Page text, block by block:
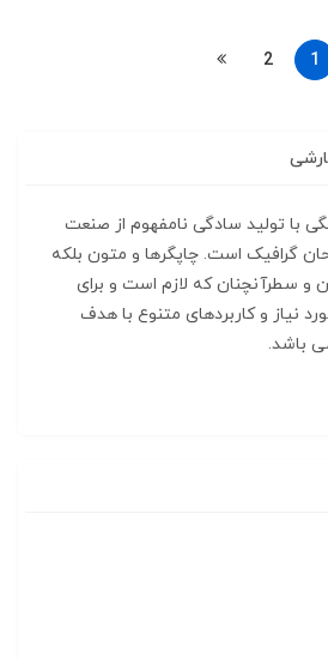
1
2
با تولید سادگی نامفهوم از صنعت
گرافیک است. چاپگرها و متون بلکه
و سطرآنچنان که لازم است و برای
نیاز و کاربردهای متنوع با هدف
باشد.